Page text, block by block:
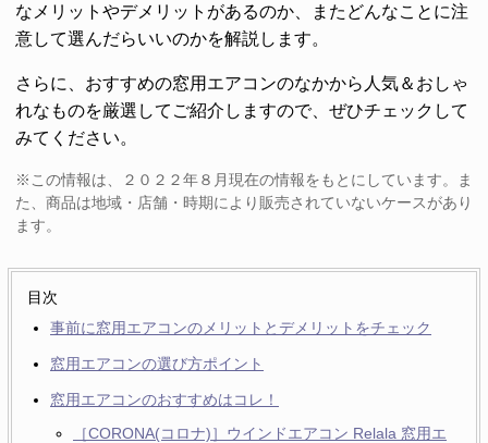
なメリットやデメリットがあるのか、またどんなことに注
意して選んだらいいのかを解説します。
さらに、おすすめの窓用エアコンのなかから人気＆おしゃ
れなものを厳選してご紹介しますので、ぜひチェックして
みてください。
※この情報は、２０２２年８月現在の情報をもとにしています。ま
た、商品は地域・店舗・時期により販売されていないケースがあり
ます。
目次
事前に窓用エアコンのメリットとデメリットをチェック
窓用エアコンの選び方ポイント
窓用エアコンのおすすめはコレ！
［CORONA(コロナ)］ウインドエアコン Relala 窓用エ